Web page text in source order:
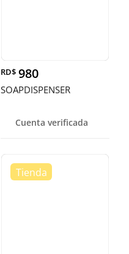
RD$ 980
SOAPDISPENSER
Cuenta verificada